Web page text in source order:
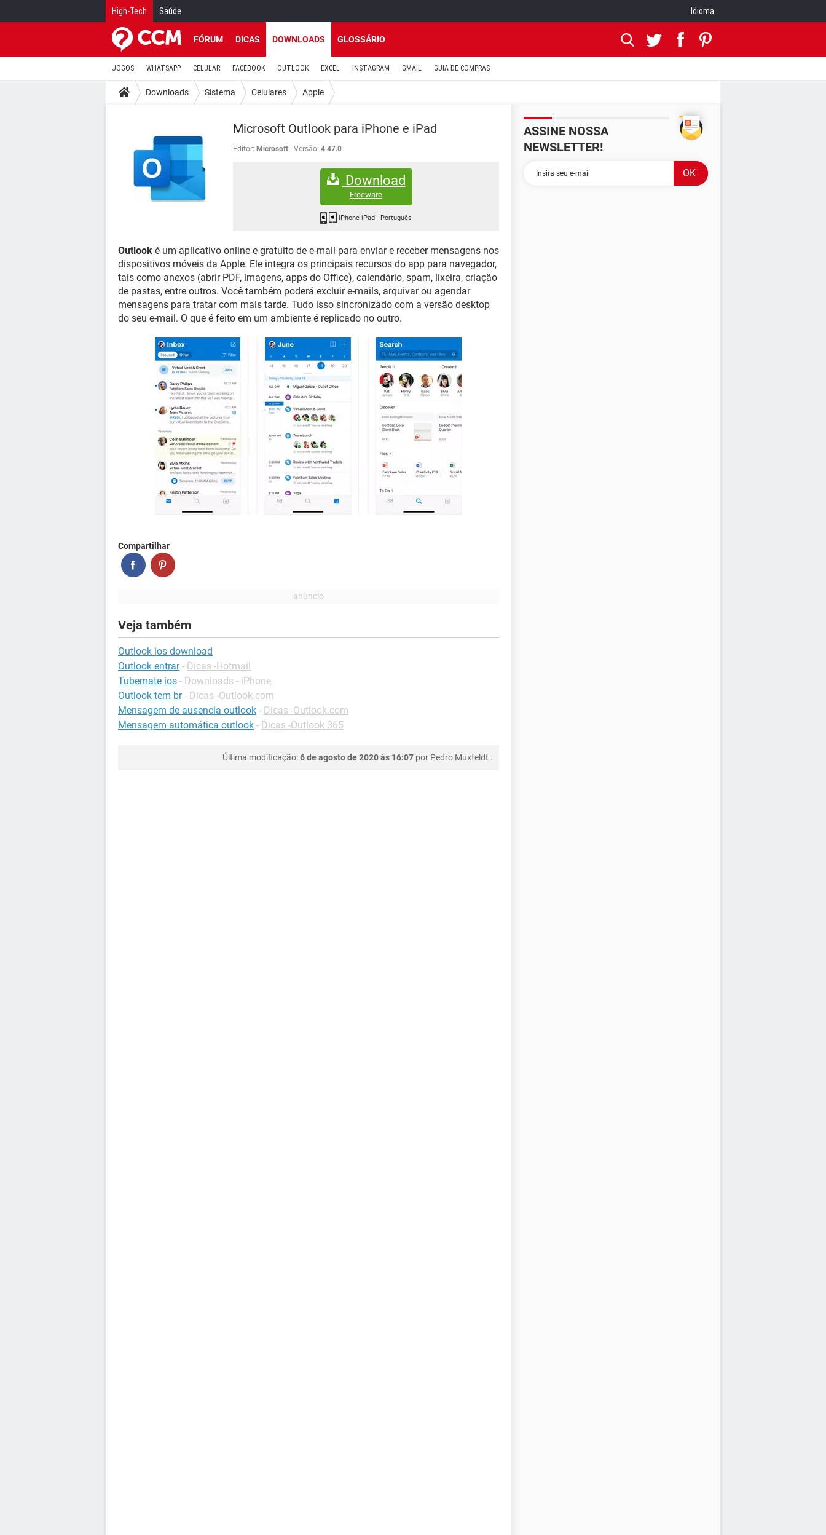
High-Tech Saúde Idioma
FÓRUM DICAS DOWNLOADS GLOSSÁRIO
JOGOS WHATSAPP CELULAR FACEBOOK OUTLOOK EXCEL INSTAGRAM GMAIL GUIA DE COMPRAS
Downloads Sistema Celulares Apple
Microsoft Outlook para iPhone e iPad
Editor: Microsoft Versão: 4.47.0
Download
Freeware
iPhone iPad- Português
Outlook é um aplicativo online e gratuito de e-mail para enviar e receber mensagens nos
dispositivos móveis da Apple. Ele integra os principais recursos do app para navegador,
tais como anexos (abrir PDF, imagens, apps do Office), calendário, spam, lixeira, criação
de pastas, entre outros. Você também poderá excluir e-mails, arquivar ou agendar
mensagens para tratar com mais tarde. Tudo isso sincronizado com a versão desktop
do seu e-mail. O que é feito em um ambiente é replicado no outro.
Compartilhar
Veja também
Outlook ios download
Outlook entrar - Dicas -Hotmail
Tubemate ios - Downloads - iPhone
Outlook tem br - Dicas -Outlook.com
Mensagem de ausencia outlook - Dicas -Outlook.com
Mensagem automática outlook - Dicas -Outlook 365
Última modificação:6 de agosto de 2020 às 16:07 por Pedro Muxfeldt .
ASSINE NOSSA
NEWSLETTER!